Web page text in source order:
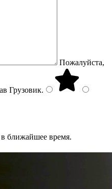
Пожалуйста,
Грузовик.
ближайшее время.